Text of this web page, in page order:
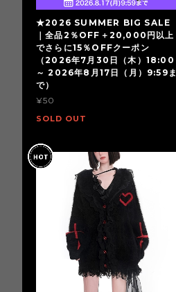
★2026 SUMMER BIG SALE
｜全品2％OFF＋20,000円以上
でさらに15％OFFクーポン
（2026年7月30日（木）18:00
～ 2026年8月17日（月）9:59ま
で）
¥50
SOLD OUT